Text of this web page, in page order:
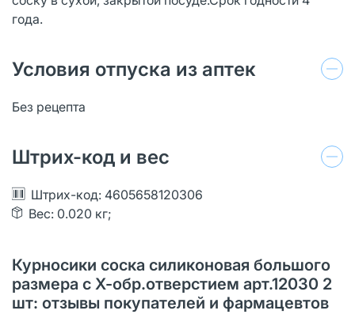
года.
Условия отпуска из аптек
Без рецепта
Штрих-код и вес
Штрих-код: 4605658120306
Вес: 0.020 кг;
Курносики соска силиконовая большого
размера с Х-обр.отверстием арт.12030 2
шт: отзывы покупателей и фармацевтов